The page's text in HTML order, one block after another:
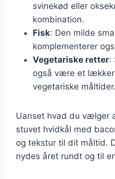
svinekød eller
kombination.
Fisk: Den milde
komplementerer
Vegetariske retter:
også være et
vegetariske måltider.
Uanset hvad du vælger
stuvet hvidkål med
og tekstur til dit måltid.
nydes året rundt og til